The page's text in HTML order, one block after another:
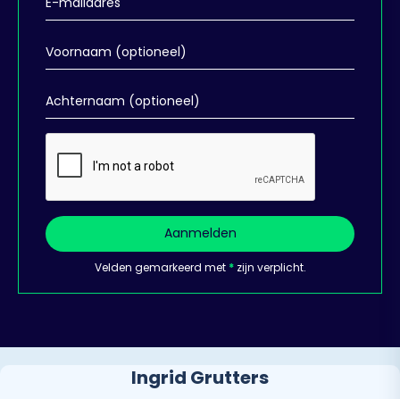
Aanmelden
Velden gemarkeerd met *zijn verplicht.
Ingrid Grutters